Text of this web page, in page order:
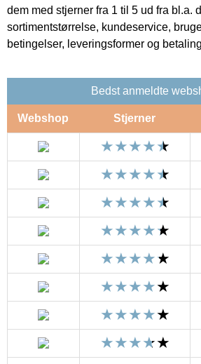
dem med stjerner fra 1 til 5 ud fra bl.a.
sortimentstørrelse, kundeservice,
betingelser, leveringsformer og
Bedst anmeldte
Webshop Stjerner